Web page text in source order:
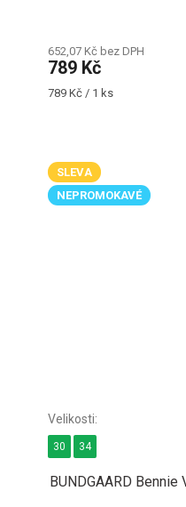
652,07 Kč bez DPH
789 Kč
Měrná
789 Kč / 1 ks
SLEVA
NEPROMOKAVÉ
BUNDGAARD
30 34